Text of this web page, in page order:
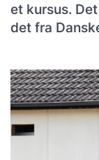
et kursus.
det fra